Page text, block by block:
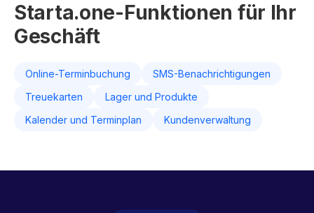
Starta.one-Funktionen für Ihr
Geschäft
Online-Terminbuchung
SMS-Benachrichtigungen
Treuekarten
Lager und Produkte
Kalender und Terminplan
Kundenverwaltung